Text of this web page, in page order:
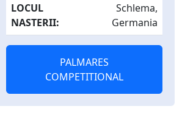
LOCUL
NASTERII:
Schlema,
Germania
PALMARES
COMPETITIONAL